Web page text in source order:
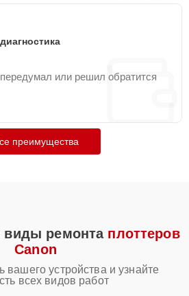
или решил обратится
преимущества
виды ремонта плоттеров
Canon
вашего устройства и узнайте
всех видов работ